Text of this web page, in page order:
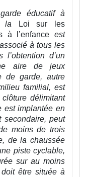
éducatif à
la
Loi sur les
à l’enfance est
à tous les
d’un
aire de jeux
de garde, autre
familial, est
délimitant
est implantée en
peut
moins de trois
de la chaussée
piste cyclable,
sur au moins
être située à